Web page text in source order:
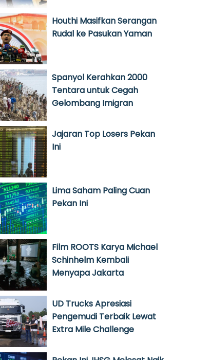
Houthi Masifkan Serangan
Rudal ke Pasukan Yaman
Spanyol Kerahkan 2000
Tentara untuk Cegah
Gelombang Imigran
Jajaran Top Losers Pekan
Ini
Lima Saham Paling Cuan
Pekan Ini
Film ROOTS Karya Michael
Schinhelm Kembali
Menyapa Jakarta
UD Trucks Apresiasi
Pengemudi Terbaik Lewat
Extra Mile Challenge